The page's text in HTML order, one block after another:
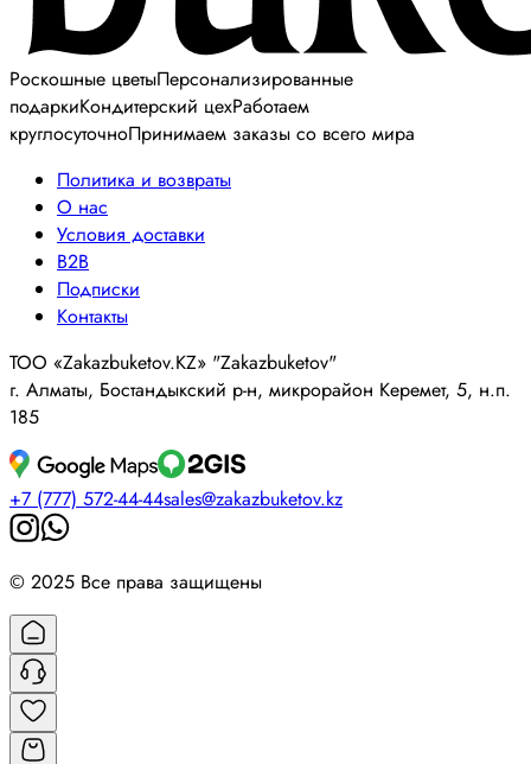
Роскошные цветыПерсонализированные
подаркиКондитерский цехРаботаем
круглосуточноПринимаем заказы со всего мира
Политика и возвраты
О нас
Условия доставки
B2B
Подписки
Контакты
ТОО «Zakazbuketov.KZ» "Zakazbuketov"
г. Алматы, Бостандыкский р-н, микрорайон Керемет, 5, н.п.
185
+7 (777) 572-44-44sales@zakazbuketov.kz
© 2025 Все права защищены